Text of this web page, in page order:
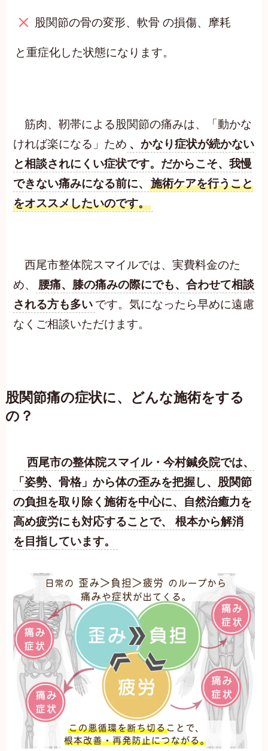
股関節の骨の変形、軟骨 の損傷、摩耗
と重症化した状態になります。
筋肉、靭帯による股関節の痛みは、「動かな
ければ楽になる」ため 、かなり症状が続かない
と相談されにくい症状です。だからこそ、我慢
できない痛みになる前に、施術ケアを行うこと
をオススメしたいのです。
西尾市整体院スマイルでは、実費料金のた
め、
腰痛、膝の痛みの際にでも、合わせて相談
される方も多い です。気になったら早めに遠慮
なくご相談いただけます。
股関節痛の症状に、どんな施術をする
の？
西尾市の整体院スマイル・今村鍼灸院では、
「姿勢、骨格」から体の歪みを把握し、股関節
の負担を取り除く施術を中心に、自然治癒力を
高め疲労にも対応することで、 根本から解消
を目指しています。